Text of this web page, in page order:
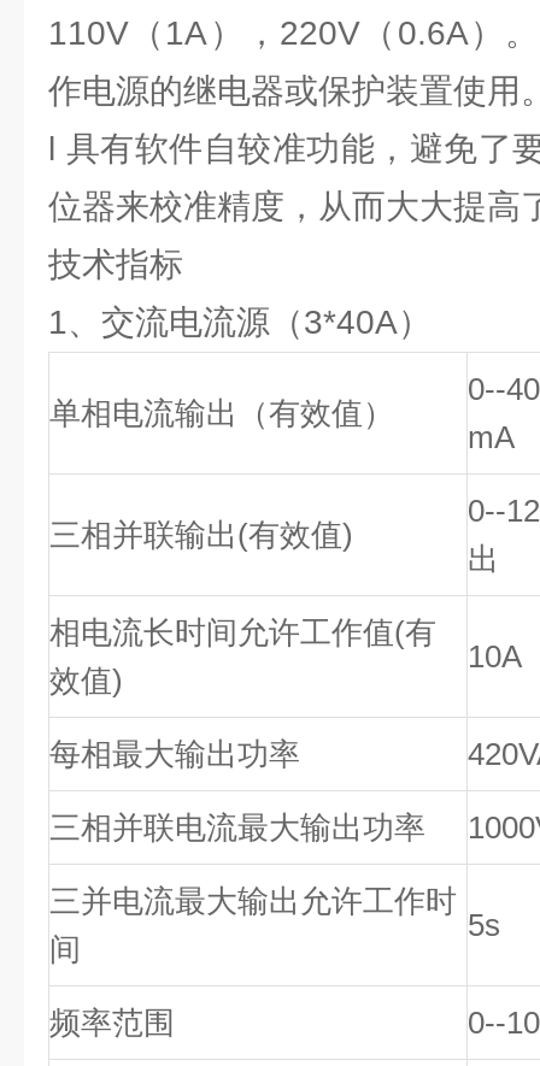
110V（1A），220V（0.6A）
作电源的继电器或保护装置使用
l 具有软件自较准功能，避免了
位器来校准精度，从而大大提高
技术指标
1、交流电流源（3*40A）
单相电流输出（有效值）
0--
mA
三相并联输出(有效值)
0--
出
相电流长时间允许工作值(有
效值)
10A
每相最大输出功率
三相并联电流最大输出功率
三并电流最大输出允许工作时
间
5s
频率范围 0--